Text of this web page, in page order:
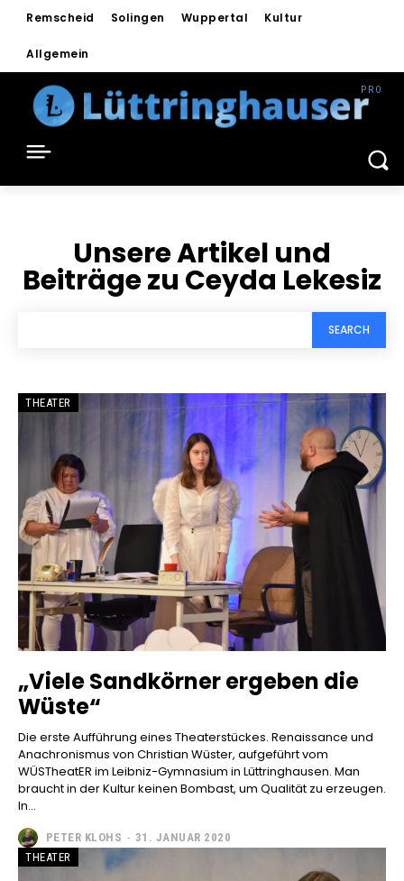
Remscheid Solingen Wuppertal Kultur
Allgemein
Unsere Artikel und
Beiträge zu Ceyda Lekesiz
SEARCH
THEATER
„Viele Sandkörner ergeben die
Wüste“
Die erste Aufführung eines Theaterstückes. Renaissance und
Anachronismus von Christian Wüster, aufgeführt vom
WÜSTheatER im Leibniz-Gymnasium in Lüttringhausen. Man
braucht in der Kultur keinen Bombast, um Qualität zu erzeugen.
In...
PETER KLOHS - 31. JANUAR 2020
THEATER